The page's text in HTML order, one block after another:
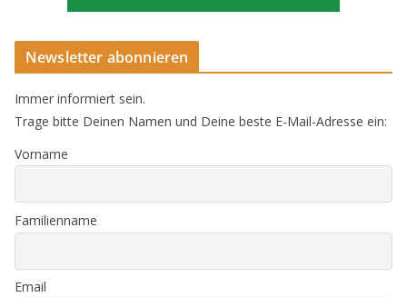
Newsletter abonnieren
Immer informiert sein.
Trage bitte Deinen Namen und Deine beste E-Mail-Adresse ein:
Vorname
Familienname
Email